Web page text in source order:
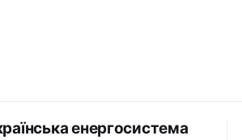
енергосистема